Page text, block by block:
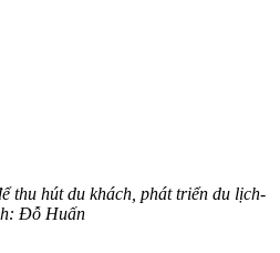
thu hút du khách, phát triển du lịch-
Đỗ Huấn